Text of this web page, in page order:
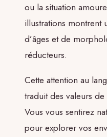
ou la situation
illustrations montrent
d’âges et de
réducteurs.
Cette attention au
traduit des valeurs
Vous vous sentirez
pour explorer vos